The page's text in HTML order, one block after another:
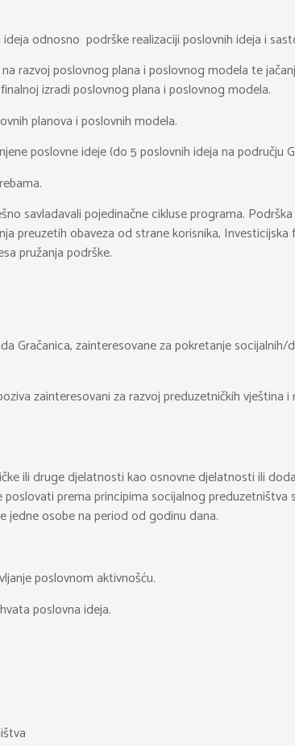
odnosno podrške realizaciji poslovnih ideja i
razvoj poslovnog plana i poslovnog modela te
izradi poslovnog plana i poslovnog modela.
planova i poslovnih modela.
poslovne ideje (do 5 poslovnih ideja na području
savladavali pojedinačne cikluse programa.
preuzetih obaveza od strane korisnika,
pružanja podrške.
Gračanica, zainteresovane za pokretanje
zainteresovani za razvoj preduzetničkih vještina
ili druge djelatnosti kao osnovne djelatnosti ili
prema principima socijalnog preduzetništva
jedne osobe na period od godinu dana.
poslovnom aktivnošću.
poslovna ideja.